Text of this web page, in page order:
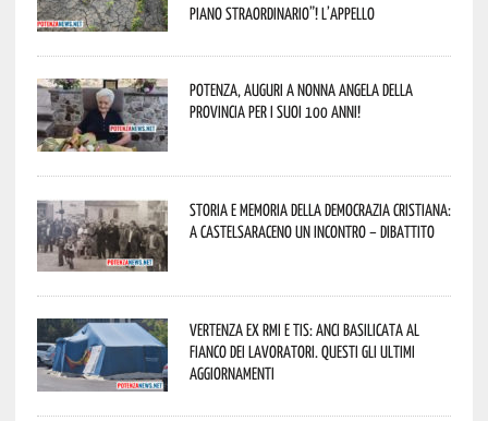
piano straordinario”! L’appello
Potenza, auguri a nonna Angela della
provincia per i suoi 100 anni!
Storia e memoria della Democrazia Cristiana:
a Castelsaraceno un incontro – dibattito
Vertenza ex RMI e TIS: ANCI Basilicata al
fianco dei lavoratori. Questi gli ultimi
aggiornamenti